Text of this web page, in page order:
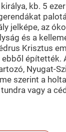
kb. 5
jelképe, az
és a
Krisztus
építették.
Nyugat-
szerint a
vagy a